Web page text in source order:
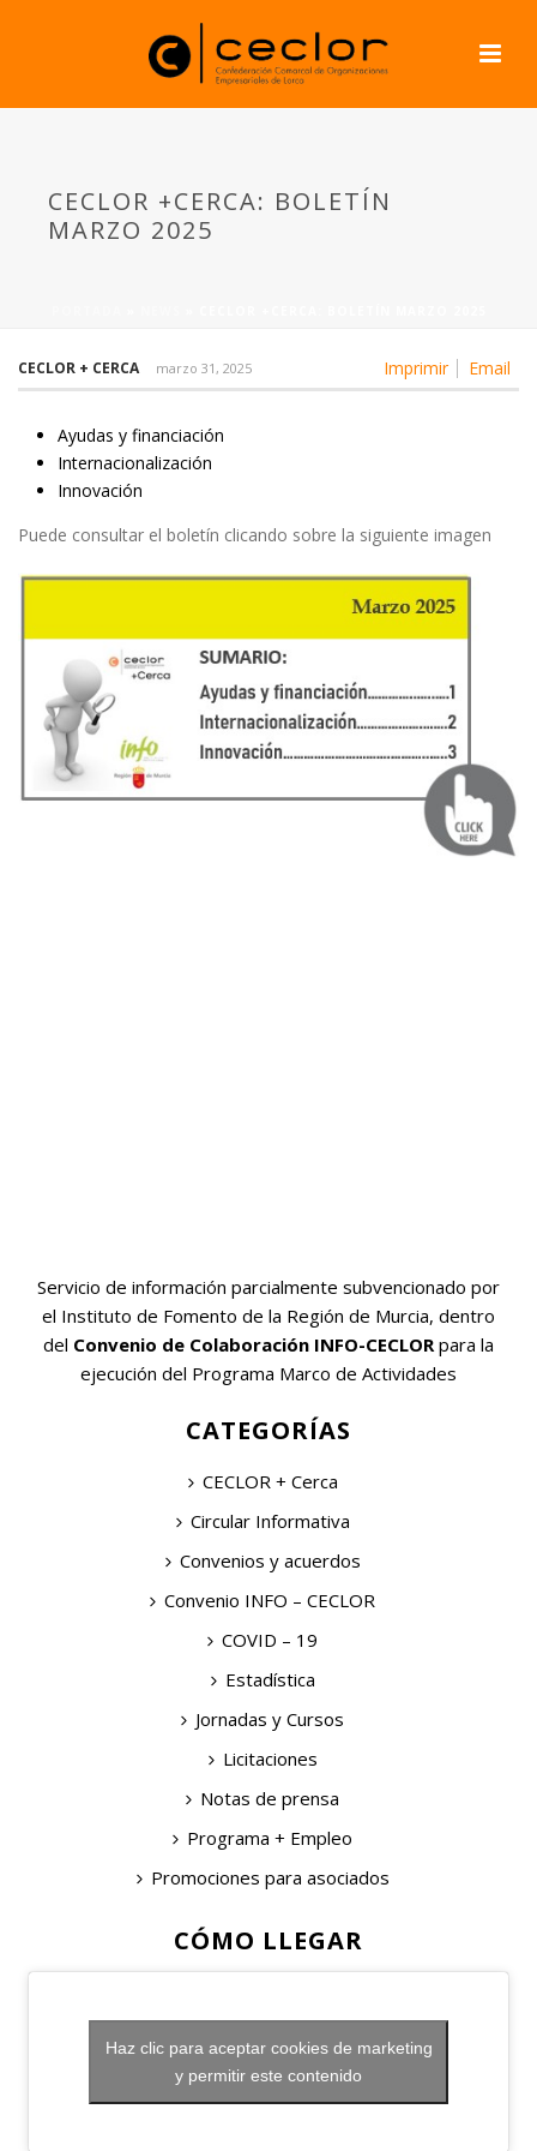
CECLOR +CERCA: BOLETÍN
MARZO 2025
Imprimir Email
CECLOR + CERCA marzo 31, 2025
Ayudas y financiación
Internacionalización
Innovación
Puede consultar el boletín clicando sobre la siguiente imagen
Servicio de información parcialmente subvencionado por
el Instituto de Fomento de la Región de Murcia, dentro
del Convenio de Colaboración INFO-CECLOR para la
ejecución del Programa Marco de Actividades
CATEGORÍAS
CECLOR + Cerca
Circular Informativa
Convenios y acuerdos
Convenio INFO – CECLOR
COVID – 19
Estadística
Jornadas y Cursos
Licitaciones
Notas de prensa
Programa + Empleo
Promociones para asociados
CÓMO LLEGAR
Haz clic para aceptar cookies de marketing
y permitir este contenido